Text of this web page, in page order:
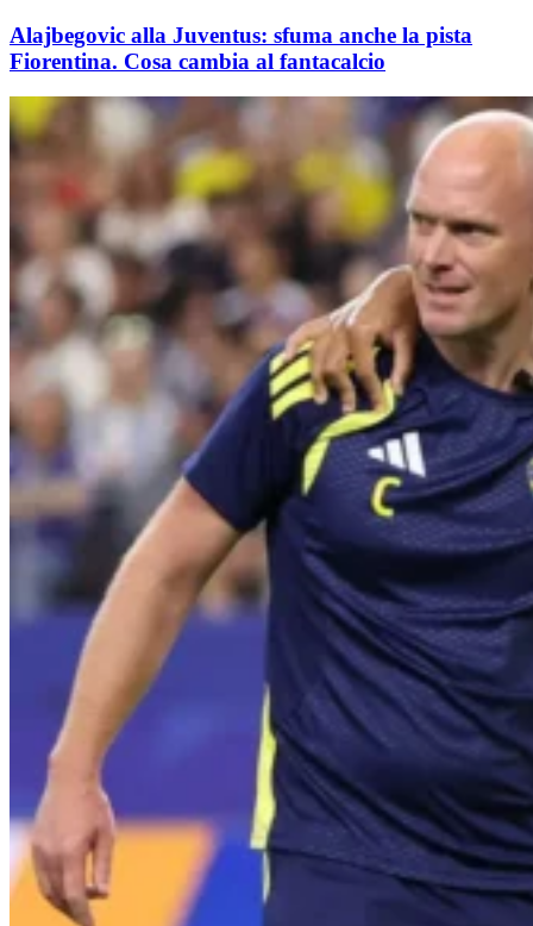
Alajbegovic alla Juventus: sfuma anche la pista
Fiorentina. Cosa cambia al fantacalcio